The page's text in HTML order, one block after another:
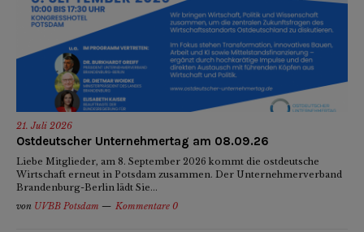
21. Juli 2026
Ostdeutscher Unternehmertag am 08.09.26
Liebe Mitglieder, am 8. September 2026 kommt die ostdeutsche
Wirtschaft erneut in Potsdam zusammen. Der Unternehmerverband
Brandenburg-Berlin lädt Sie...
von UVBB Potsdam Kommentare 0